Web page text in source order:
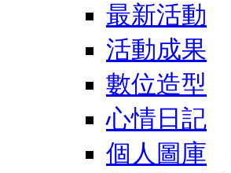
最新活動
活動成果
數位造型
心情日記
個人圖庫